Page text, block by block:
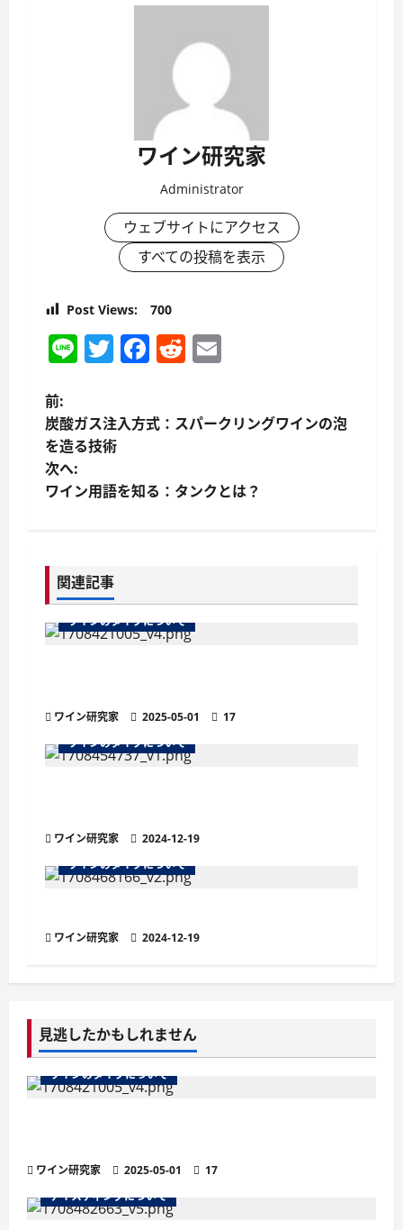
ワイン研究家
Administrator
ウェブサイトにアクセス
すべての投稿を表示
Post Views: 700
LineTwitter
Facebook
Reddit
投
稿
ナ
ゲ
ー
シ
ン
前:
炭酸ガス注入方式：スパークリングワインの泡
を造る技術
次へ:
ワイン用語を知る：タンクとは？
関連記事
ワインのタイプについて
ワイン研究家 2025-05-01
17
ワインのタイプについて
ワイン研究家
2024-12-19
ワインのタイプについて
ワイン研究家 2024-12-19
見逃したかもしれません
ワインのタイプについて
ワイン研究家 2025-05-01
17
テイスティングについて